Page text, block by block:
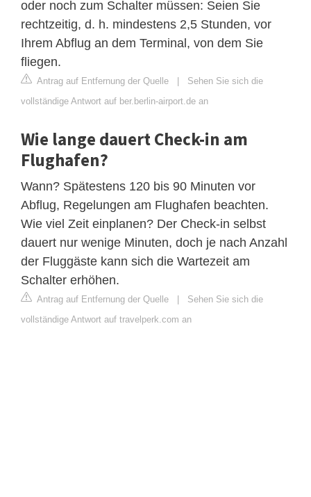
oder noch zum Schalter müssen: Seien Sie
rechtzeitig, d. h. mindestens 2,5 Stunden, vor
Ihrem Abflug an dem Terminal, von dem Sie
fliegen.
Antrag auf Entfernung der Quelle | Sehen Sie sich die
vollständige Antwort auf ber.berlin-airport.de an
Wie lange dauert Check-in am
Flughafen?
Wann? Spätestens 120 bis 90 Minuten vor
Abflug, Regelungen am Flughafen beachten.
Wie viel Zeit einplanen? Der Check-in selbst
dauert nur wenige Minuten, doch je nach Anzahl
der Fluggäste kann sich die Wartezeit am
Schalter erhöhen.
Antrag auf Entfernung der Quelle | Sehen Sie sich die
vollständige Antwort auf travelperk.com an